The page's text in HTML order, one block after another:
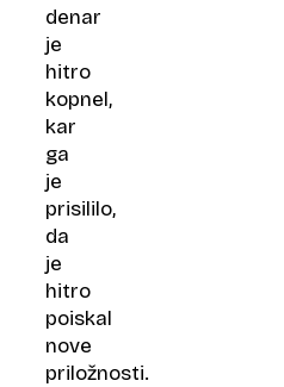
denar
je
hitro
kopnel,
kar
ga
je
prisililo,
da
je
hitro
poiskal
nove
priložnosti.